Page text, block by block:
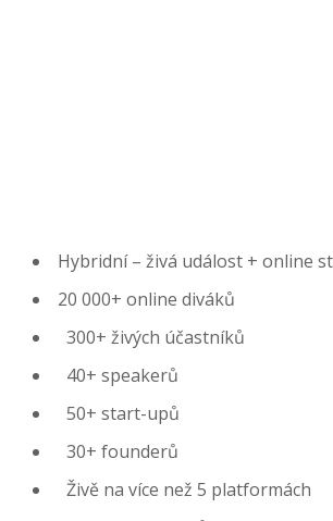
Hybridní – živá událost + online
20 000+ online diváků
300+ živých účastníků
40+ speakerů
50+ start-upů
30+ founderů
Živě na více než 5 platformách